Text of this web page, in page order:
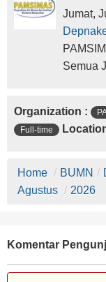
Jumat,
Semua
Organization :
Full-time
Home / BUMN /
Agustus / 2026
Komentar